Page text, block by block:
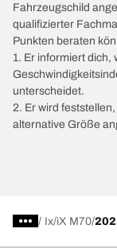
Fahrzeugschild
qualifizierter
Punkten beraten
1. Er informiert dich,
unterscheidet.
2. Er wird
alternative Größe
/ Ix iX M70